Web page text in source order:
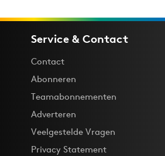
Service & Contact
Contact
Abonneren
Teamabonnementen
Adverteren
Veelgestelde Vragen
Privacy Statement